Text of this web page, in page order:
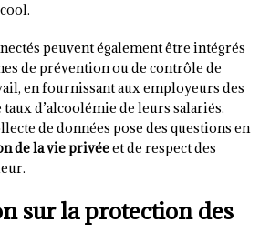
peuvent également être intégrés
de prévention ou de contrôle de
en fournissant aux employeurs des
d’alcoolémie de leurs salariés.
de données pose des questions en
de la vie privéeet de respect des
sur la protection des